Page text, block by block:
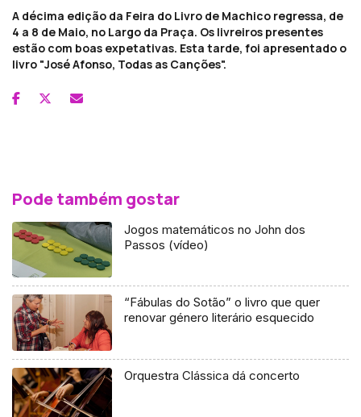
A décima edição da Feira do Livro de Machico regressa, de
4 a 8 de Maio, no Largo da Praça. Os livreiros presentes
estão com boas expetativas. Esta tarde, foi apresentado o
livro "José Afonso, Todas as Canções".
Pode também gostar
Jogos matemáticos no John dos
Passos (vídeo)
“Fábulas do Sotão” o livro que quer
renovar género literário esquecido
Orquestra Clássica dá concerto